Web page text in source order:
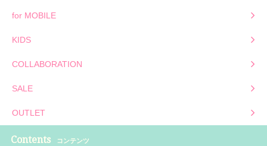
for MOBILE
KIDS
COLLABORATION
SALE
OUTLET
Contents コンテンツ